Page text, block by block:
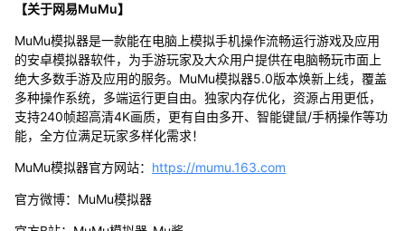
【关于网易MuMu】
MuMu模拟器是一款能在电脑上模拟手机操作流畅运行游戏及应用
的安卓模拟器软件，为手游玩家及大众用户提供在电脑畅玩市面上
绝大多数手游及应用的服务。MuMu模拟器5.0版本焕新上线，覆盖
多种操作系统，多端运行更自由。独家内存优化，资源占用更低，
支持240帧超高清4K画质，更有自由多开、智能键鼠/手柄操作等功
能，全方位满足玩家多样化需求！
MuMu模拟器官方网站： https://mumu.163.com
官方微博：MuMu模拟器